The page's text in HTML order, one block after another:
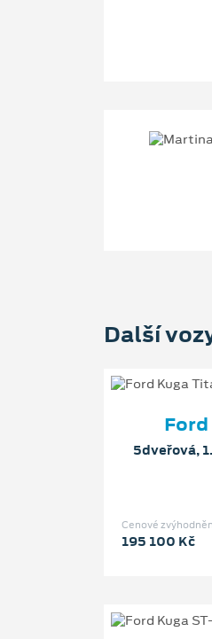
Další
5dveřová,
Cenové
195 100 Kč